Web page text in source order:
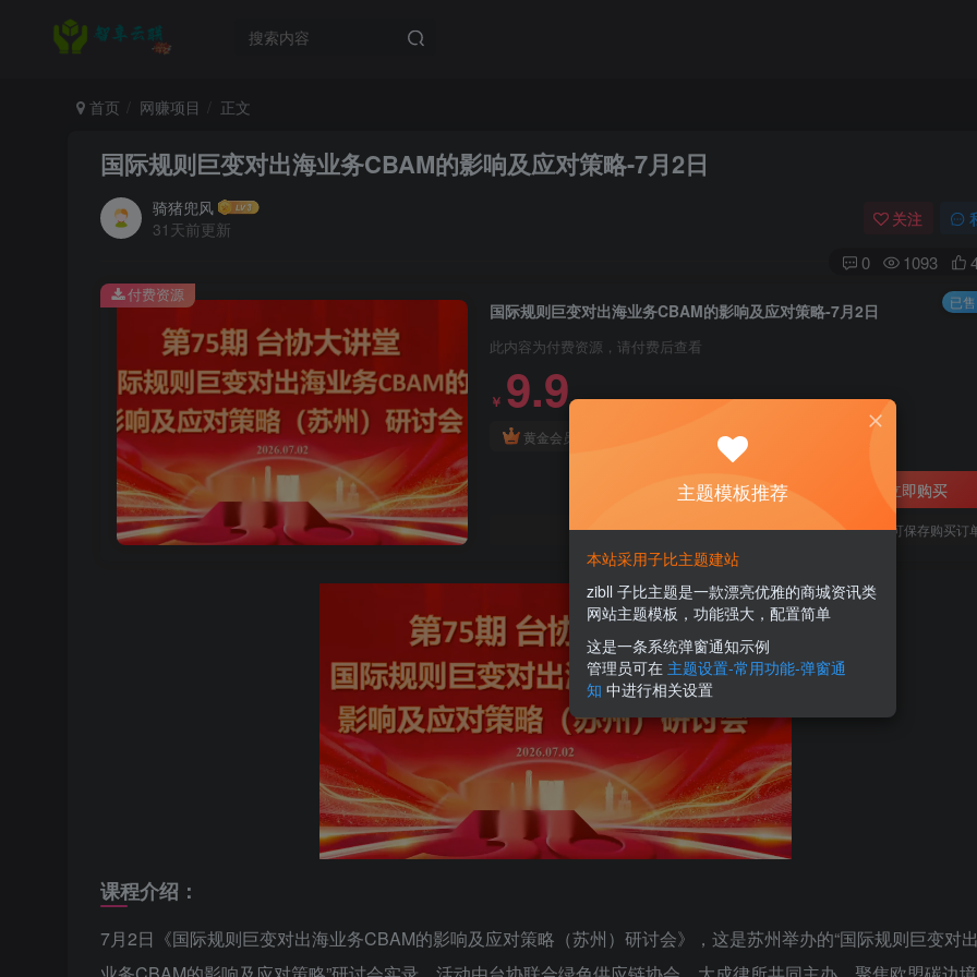
首页 网赚项目 正文
国际规则巨变对出海业务CBAM的影响及应对策略-7月2日
骑猪兜风
31天前更新
关注
0 1093
国际规则巨变对出海业务CBAM的影响及应对策略-7月2日
此内容为付费资源，请付费后查看
￥ 9.9
黄金会员 免费
立即购买
您当前未登录！建议登陆后购买，可保存购买订
付费资源 已
课程介绍：
7月2日《国际规则巨变对出海业务CBAM的影响及应对策略（苏州）研讨会》，这是苏州举办的“国际规则巨变对
主题模板推荐
本站采用子比主题建站
zibll 子比主题是一款漂亮优雅的商城资讯类
网站主题模板，功能强大，配置简单
这是一条系统弹窗通知示例
管理员可在 主题设置-常用功能-弹窗通
知 中进行相关设置